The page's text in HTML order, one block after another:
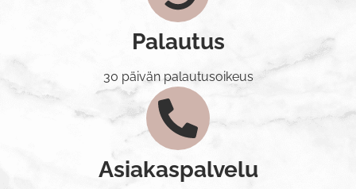
Palautus
30 päivän palautusoikeus
Asiakaspalvelu